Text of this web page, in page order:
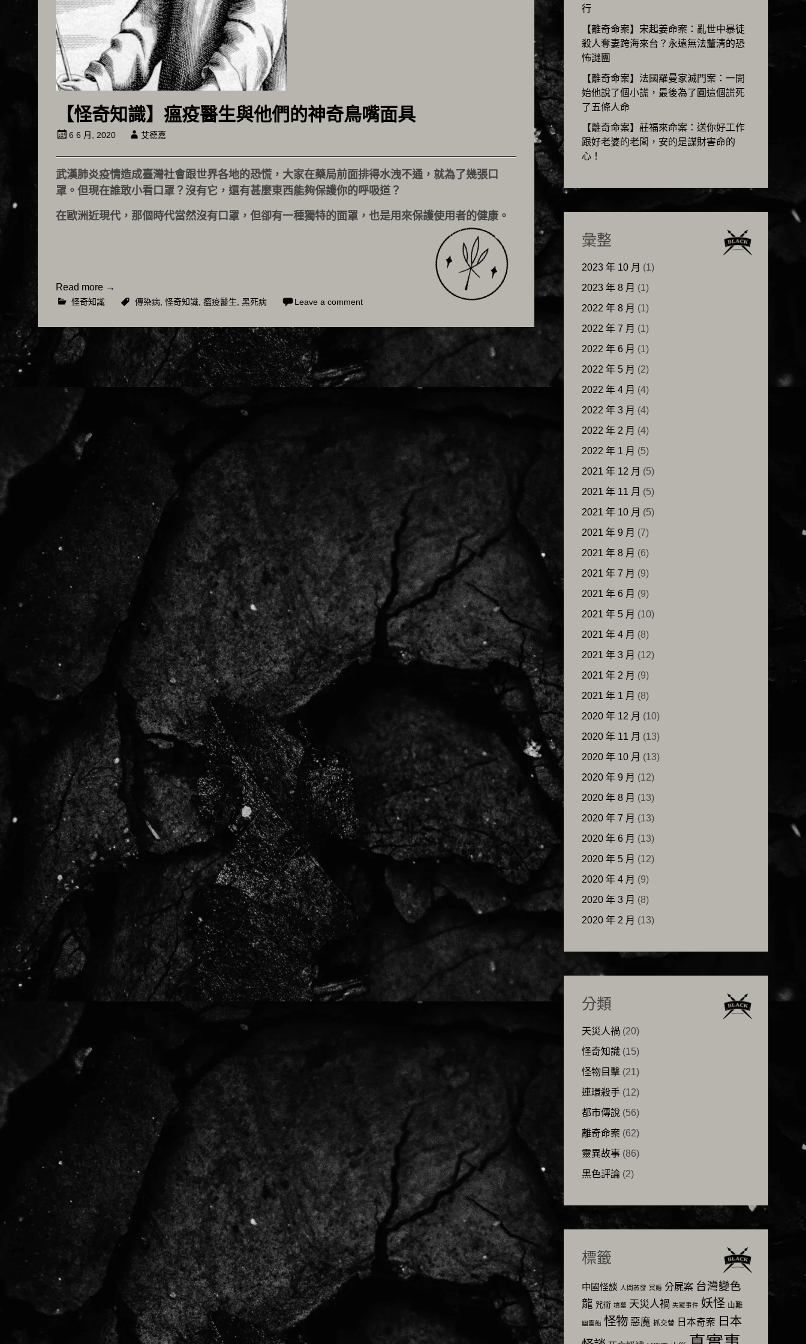
【怪奇知識】瘟疫醫生與他們的神奇鳥嘴面具
6 6 月, 2020 艾德嘉
武漢肺炎疫情造成臺灣社會跟世界各地的恐慌，大家在藥局前面排得水洩不通，就為了幾張口
罩。但現在誰敢小看口罩？沒有它，還有甚麼東西能夠保護你的呼吸道？
在歐洲近現代，那個時代當然沒有口罩，但卻有一種獨特的面罩，也是用來保護使用者的健康。
Read more →
怪奇知識 傳染病 怪奇知識 瘟疫醫生 黑死病 Leave a comment
行
【離奇命案】宋起姜命案：亂世中暴徒
殺人奪妻跨海來台？永遠無法釐清的恐
怖謎團
【離奇命案】法國羅曼家滅門案：一開
始他說了個小謊，最後為了圓這個謊死
了五條人命
【離奇命案】莊福來命案：送你好工作
跟好老婆的老闆，安的是謀財害命的
心！
彙整
2023 年 10 月 (1)
2023 年 8 月 (1)
2022 年 8 月 (1)
2022 年 7 月 (1)
2022 年 6 月 (1)
2022 年 5 月 (2)
2022 年 4 月 (4)
2022 年 3 月 (4)
2022 年 2 月 (4)
2022 年 1 月 (5)
2021 年 12 月 (5)
2021 年 11 月 (5)
2021 年 10 月 (5)
2021 年 9 月 (7)
2021 年 8 月 (6)
2021 年 7 月 (9)
2021 年 6 月 (9)
2021 年 5 月 (10)
2021 年 4 月 (8)
2021 年 3 月 (12)
2021 年 2 月 (9)
2021 年 1 月 (8)
2020 年 12 月 (10)
2020 年 11 月 (13)
2020 年 10 月 (13)
2020 年 9 月 (12)
2020 年 8 月 (13)
2020 年 7 月 (13)
2020 年 6 月 (13)
2020 年 5 月 (12)
2020 年 4 月 (9)
2020 年 3 月 (8)
2020 年 2 月 (13)
分類
天災人禍 (20)
怪奇知識(15)
怪物目擊(21)
連環殺手(12)
都市傳說(56)
離奇命案(62)
靈異故事(86)
黑色評論(2)
標籤
中國怪談 人間蒸發 冥婚 分屍案 台灣變色
龍 咒術 墳墓 天災人禍 失蹤事件 妖怪 山難
幽靈船 怪物 惡魔 抓交替 日本奇案 日本